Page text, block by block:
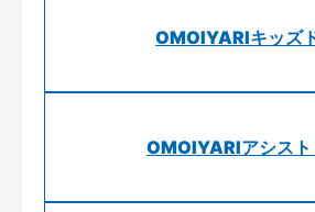
OMOIYARIキッズ
OMOIYARIアシスト